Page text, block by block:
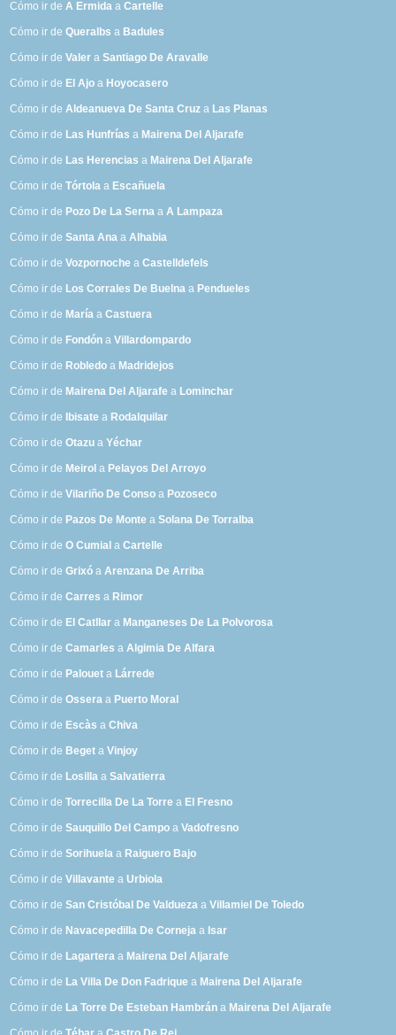
Cómo ir deA Ermida aCartelle
Cómo ir deQueralbs a Badules
Cómo ir deValer aSantiago De Aravalle
Cómo ir de El Ajo a Hoyocasero
Cómo ir deAldeanueva De Santa Cruz a Las Planas
Cómo ir de Las Hunfrías a Mairena Del Aljarafe
Cómo ir de Las Herencias a Mairena Del Aljarafe
Cómo ir deTórtola a Escañuela
Cómo ir de Pozo De La Serna aA Lampaza
Cómo ir deSanta Ana aAlhabia
Cómo ir deVozpornoche aCastelldefels
Cómo ir de Los Corrales De Buelna a Pendueles
Cómo ir de María aCastuera
Cómo ir de Fondón aVillardompardo
Cómo ir de Robledo a Madridejos
Cómo ir de Mairena Del Aljarafe a Lominchar
Cómo ir de Ibisate a Rodalquilar
Cómo ir deOtazu aYéchar
Cómo ir de Meirol a Pelayos Del Arroyo
Cómo ir deVilariño De Conso a Pozoseco
Cómo ir de Pazos De Monte aSolana De Torralba
Cómo ir deO Cumial aCartelle
Cómo ir deGrixó aArenzana De Arriba
Cómo ir deCarres a Rimor
Cómo ir de El Catllar a Manganeses De La Polvorosa
Cómo ir deCamarles aAlgimia De Alfara
Cómo ir de Palouet a Lárrede
Cómo ir deOssera a Puerto Moral
Cómo ir de Escàs aChiva
Cómo ir de Beget aVinjoy
Cómo ir de Losilla aSalvatierra
Cómo ir deTorrecilla De La Torre a El Fresno
Cómo ir deSauquillo Del Campo aVadofresno
Cómo ir deSorihuela a Raiguero Bajo
Cómo ir deVillavante aUrbiola
Cómo ir deSan Cristóbal De Valdueza aVillamiel De Toledo
Cómo ir de Navacepedilla De Corneja a Isar
Cómo ir de Lagartera a Mairena Del Aljarafe
Cómo ir de La Villa De Don Fadrique a Mairena Del Aljarafe
Cómo ir de La Torre De Esteban Hambrán a Mairena Del Aljarafe